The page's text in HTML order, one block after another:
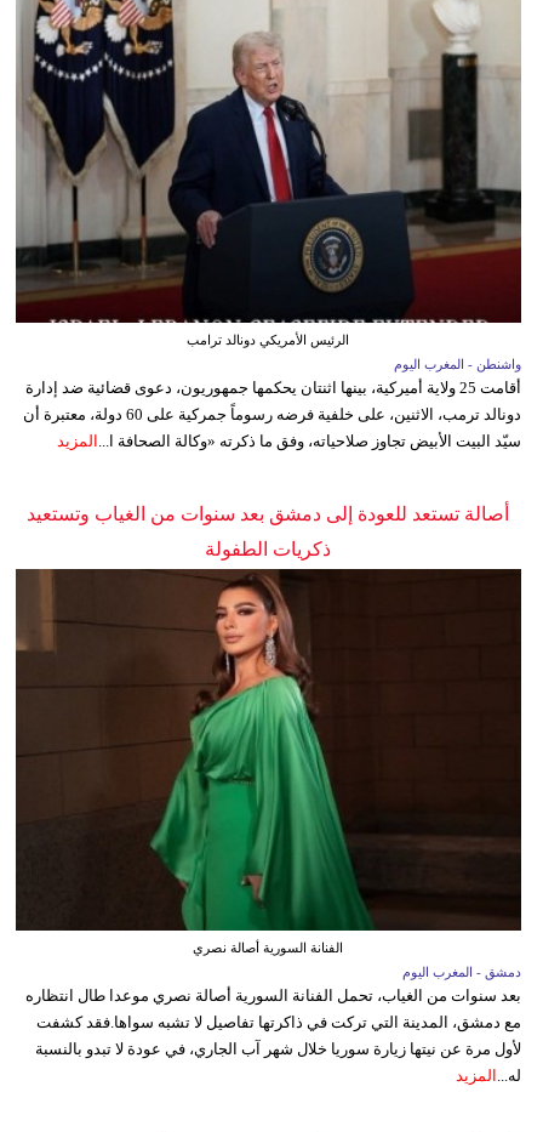
الرئيس الأمريكي دونالد ترامب
واشنطن - المغرب اليوم
أقامت 25 ولاية أميركية، بينها اثنتان يحكمها جمهوريون، دعوى قضائية ضد إدارة
دونالد ترمب، الاثنين، على خلفية فرضه رسوماً جمركية على 60 دولة، معتبرة أن
سيّد البيت الأبيض تجاوز صلاحياته، وفق ما ذكرته «وكالة الصحافة ا... المزيد
أصالة تستعد للعودة إلى دمشق بعد سنوات من الغياب وتستعيد
ذكريات الطفولة
الفنانة السورية أصالة نصري
دمشق - المغرب اليوم
بعد سنوات من الغياب، تحمل الفنانة السورية أصالة نصري موعدا طال انتظاره
مع دمشق، المدينة التي تركت في ذاكرتها تفاصيل لا تشبه سواها.فقد كشفت
لأول مرة عن نيتها زيارة سوريا خلال شهر آب الجاري، في عودة لا تبدو بالنسبة
له... المزيد